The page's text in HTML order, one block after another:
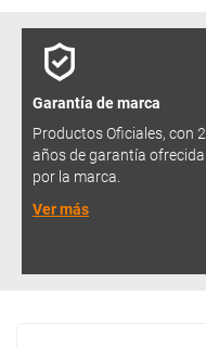
Garantía de marca
Productos Oficiales, con 2
años de garantía ofrecida
por la marca.
Ver más